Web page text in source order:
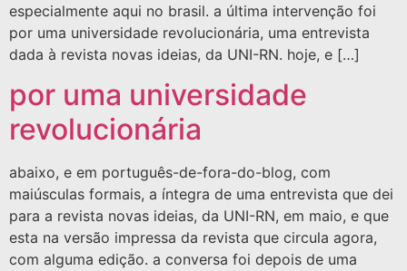
especialmente aqui no brasil. a última intervenção foi
por uma universidade revolucionária, uma entrevista
dada à revista novas ideias, da UNI-RN. hoje, e […]
por uma universidade
revolucionária
abaixo, e em português-de-fora-do-blog, com
maiúsculas formais, a íntegra de uma entrevista que dei
para a revista novas ideias, da UNI-RN, em maio, e que
esta na versão impressa da revista que circula agora,
com alguma edição. a conversa foi depois de uma